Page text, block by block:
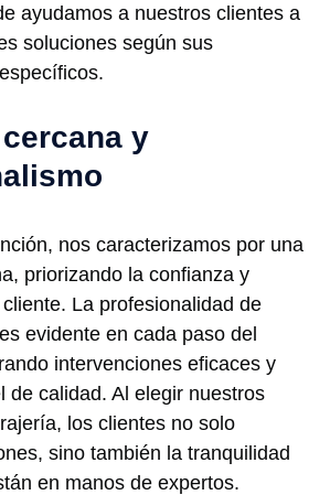
ayudamos a nuestros clientes a
soluciones según sus
y
nos caracterizamos por una
priorizando la confianza y
La profesionalidad de
evidente en cada paso del
intervenciones eficaces y
de calidad. Al elegir nuestros
los clientes no solo
sino también la tranquilidad
en manos de expertos.